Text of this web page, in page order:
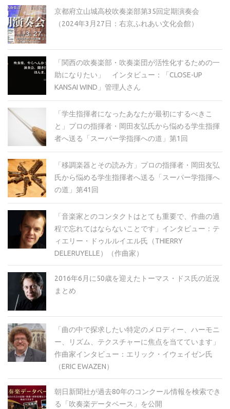
京都府立山城高校吹奏楽部第35回定期演奏会
（2024年3月27日：右京ふれあい文化会館）
「関西の吹奏楽部・吹奏楽団が活性化するための一
助になりたい」 インタビュー：「CLOSE-UP
KANSAI WIND」管理人さん
「学生指揮者になったあなたが最初にするべきこ
と」プロの指揮者・岡田友弘氏から悩める学生指揮
者へ送る「スーパー学指揮への道」第1回
「移調楽器とその読み方」プロの指揮者・岡田友弘
氏から悩める学生指揮者へ送る「スーパー学指揮へ
の道」第41回
「音楽家とのコンタクトはとても重要で、作曲の過
程で忘れてはならないことです」インタビュー：テ
ィエリー・ドゥルルイエル氏（THIERRY
DELERUYELLE）（作曲家）
2016年6月に50歳を迎えたトーマス・ドス氏の近況
まとめ
「曲の中で探求したい特定のメロディー、ハーモニ
ー、リズム、テクスチャーに焦点を当てています」
作曲家インタビュー：エリック・イウェイゼン氏
（ERIC EWAZEN）
朝日新聞社が過去80年のコンクール情報を検索でき
る「吹奏楽データベース」を公開